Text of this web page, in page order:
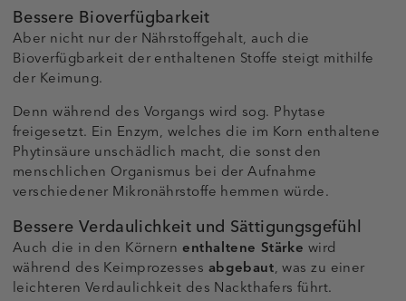
Bessere Bioverfügbarkeit
Aber nicht nur der Nährstoffgehalt, auch die
Bioverfügbarkeit der enthaltenen Stoffe steigt mithilfe
der Keimung.
Denn während des Vorgangs wird sog. Phytase
freigesetzt. Ein Enzym, welches die im Korn enthaltene
Phytinsäure unschädlich macht, die sonst den
menschlichen Organismus bei der Aufnahme
verschiedener Mikronährstoffe hemmen würde.
Bessere Verdaulichkeit und Sättigungsgefühl
Auch die in den Körnern enthaltene Stärke wird
während des Keimprozesses abgebaut, was zu einer
leichteren Verdaulichkeit des Nackthafers führt.